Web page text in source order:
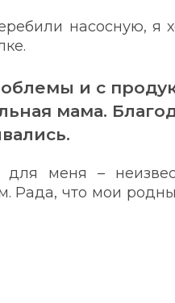
насосную, я
и с
мама.
для меня –
Рада, что мои